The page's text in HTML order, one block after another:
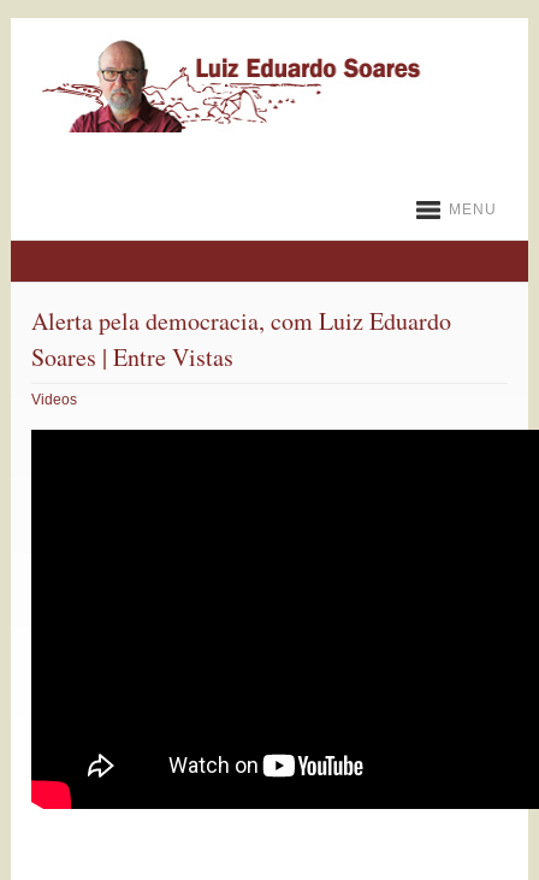
MENU
Alerta pela democracia, com Luiz Eduardo
Soares | Entre Vistas
Videos